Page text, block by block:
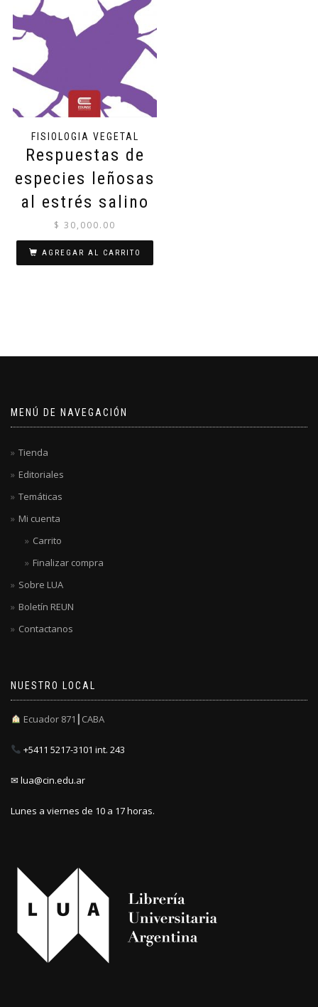
FISIOLOGIA VEGETAL
Respuestas de
especies leñosas
al estrés salino
$ 30,000.00
AGREGAR AL CARRITO
MENÚ DE NAVEGACIÓN
Tienda
Editoriales
Temáticas
Mi cuenta
Carrito
Finalizar compra
Sobre LUA
Boletín REUN
Contactanos
NUESTRO LOCAL
Ecuador 871┃CABA
+5411 5217-3101 int. 243
✉ lua@cin.edu.ar
Lunes a viernes de 10 a 17 horas.